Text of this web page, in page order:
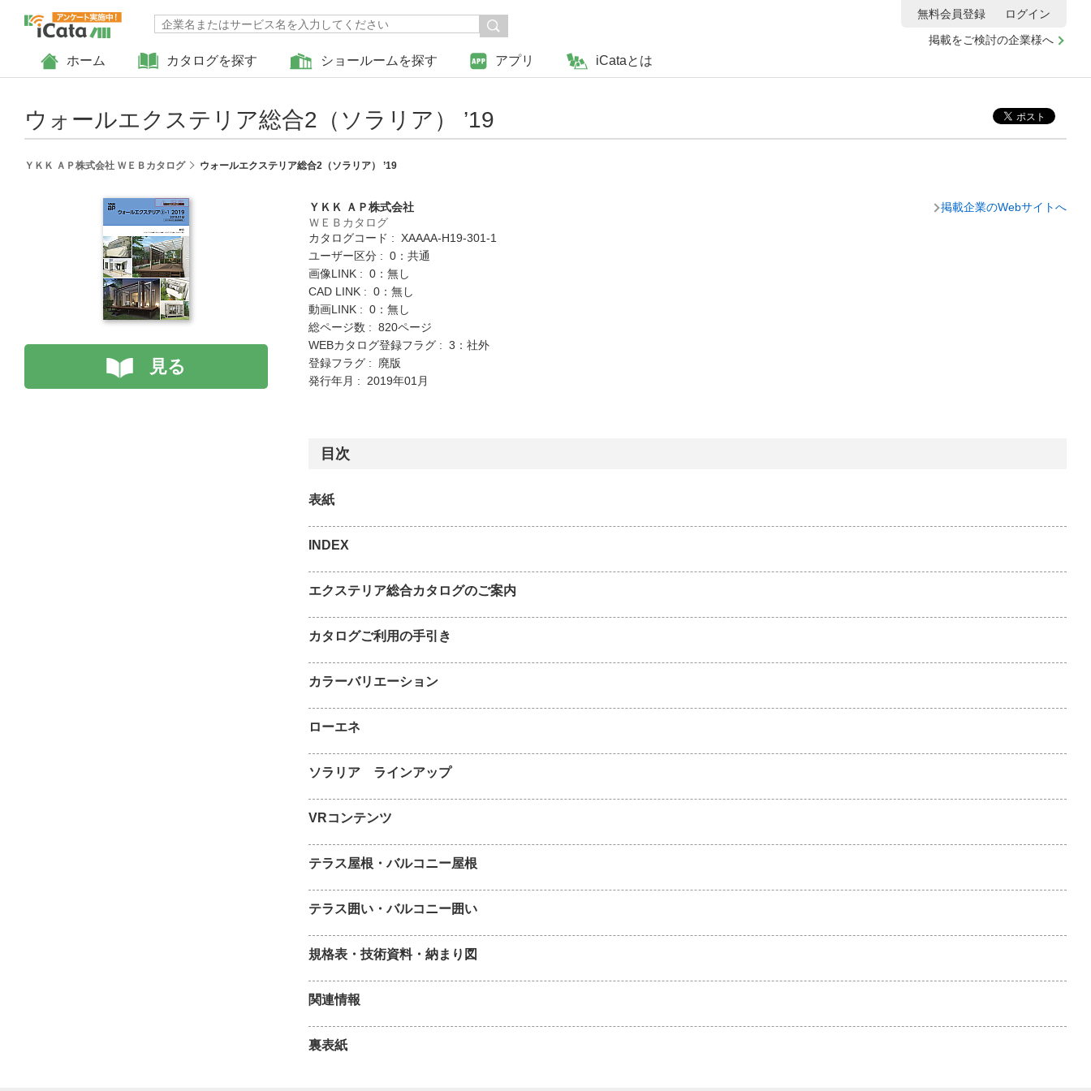
ホーム カタログを探す ショールームを探す アプリ iCataとは
掲載をご検討の企業様へ
無料会員登録 ログイン
ウォールエクステリア総合2（ソラリア） ’19
ＹＫＫ ＡＰ株式会社 ＷＥＢカタログ ウォールエクステリア総合2（ソラリア） ’19
見る
ＹＫＫ ＡＰ株式会社
ＷＥＢカタログ
カタログコード : XAAAA-H19-301-1
ユーザー区分 : 0：共通
画像LINK : 0：無し
CAD LINK : 0：無し
動画LINK : 0：無し
総ページ数 : 820ページ
WEBカタログ登録フラグ : 3：社外
登録フラグ : 廃版
発行年月 : 2019年01月
掲載企業のWebサイトへ
目次
表紙
INDEX
エクステリア総合カタログのご案内
カタログご利用の手引き
カラーバリエーション
ローエネ
ソラリア ラインアップ
VRコンテンツ
テラス屋根・バルコニー屋根
テラス囲い・バルコニー囲い
規格表・技術資料・納まり図
関連情報
裏表紙